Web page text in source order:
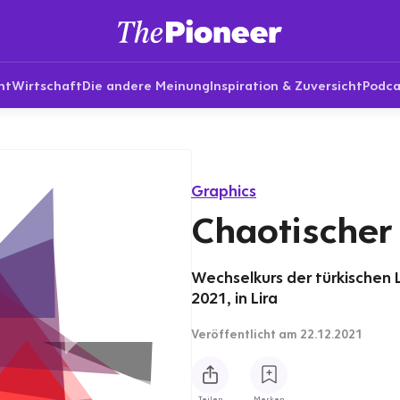
WirtschaftDie andere MeinungInspiration & Zuversicht
Graphics
Wechselkurs der türkischen
2021, in Lira
Veröffentlicht am 22.12.2021